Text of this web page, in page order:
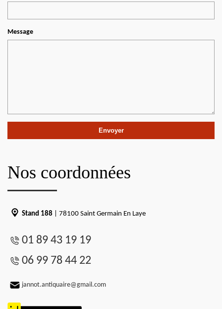
Message
Nos coordonnées
Stand 188 | 78100 Saint Germain En Laye
01 89 43 19 19
06 99 78 44 22
jannot.antiquaire@gmail.com